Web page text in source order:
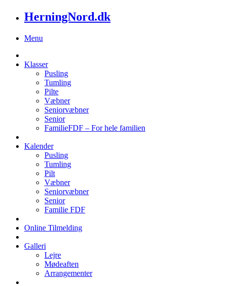
HerningNord.dk
Menu
Klasser
Pusling
Tumling
Pilte
Væbner
Seniorvæbner
Senior
FamilieFDF – For hele familien
Kalender
Pusling
Tumling
Pilt
Væbner
Seniorvæbner
Senior
Familie FDF
Online Tilmelding
Galleri
Lejre
Mødeaften
Arrangementer